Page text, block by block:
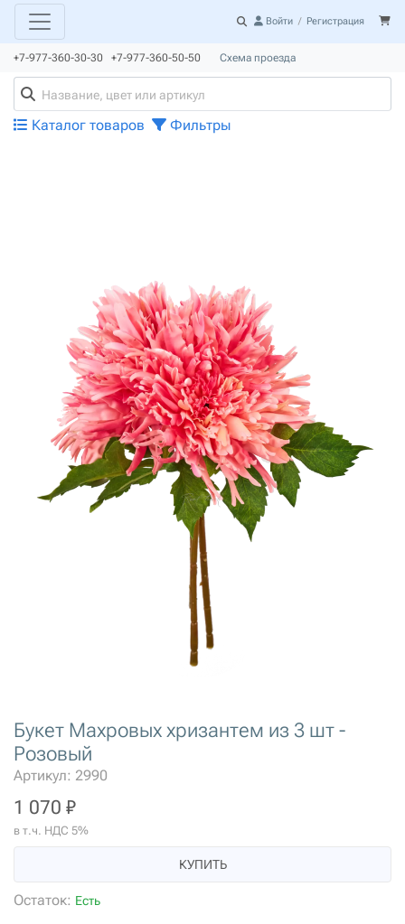
Войти / Регистрация
+7-977-360-30-30 +7-977-360-50-50 Схема проезда
Каталог товаров Фильтры
Букет Махровых хризантем из 3 шт -
Розовый
Артикул: 2990
1 070 ₽
в т.ч. НДС 5%
КУПИТЬ
Остаток: Есть